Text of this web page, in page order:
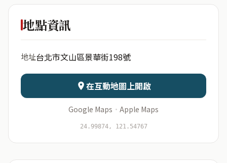
靜心文匯
日期 出生時辰
資料僅用於即時分析，不會儲存於伺服器
地點資訊
地址台北市文山區景華街198號
在互動地圖上開啟
Google Maps · Apple Maps
24.99874, 121.54767